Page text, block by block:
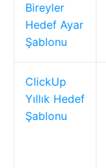
Bireyler
Hedef Ayar
Şablonu
ClickUp
Yıllık Hedef
Şablonu